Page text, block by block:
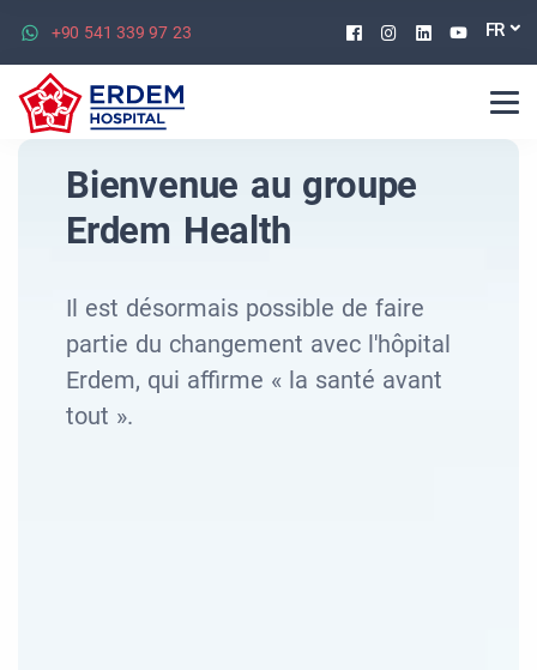
+90 541 339 97 23 Facebook
Instagram
Linkedin
FR
Bienvenue au groupe
Erdem Health
Il est désormais possible de faire
partie du changement avec l'hôpital
Erdem, qui affirme « la santé avant
tout ».